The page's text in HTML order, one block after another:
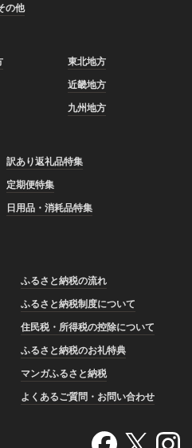
の他
東北地方
近畿地方
九州地方
訳あり返礼品特集
定期便特集
日用品・消耗品特集
ふるさと納税の流れ
ふるさと納税制度について
住民税・所得税の控除について
ふるさと納税のお礼特典
マンガふるさと納税
よくあるご質問・お問い合わせ